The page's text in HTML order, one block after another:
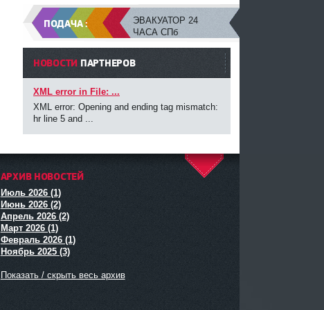
ЭВАКУАТОР 24
ЧАСА СПб
ПОДАЧА :
НОВОСТИ ПАРТНЕРОВ
XML error in File: ...
XML error: Opening and ending tag mismatch:
hr line 5 and ...
АРХИВ НОВОСТЕЙ
Июль 2026 (1)
Июнь 2026 (2)
Апрель 2026 (2)
Март 2026 (1)
Февраль 2026 (1)
Ноябрь 2025 (3)
Показать / скрыть весь архив